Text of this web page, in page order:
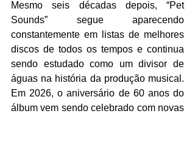
Mesmo seis décadas depois, “Pet
Sounds” segue aparecendo
constantemente em listas de melhores
discos de todos os tempos e continua
sendo estudado como um divisor de
águas na história da produção musical.
Em 2026, o aniversário de 60 anos do
álbum vem sendo celebrado com novas